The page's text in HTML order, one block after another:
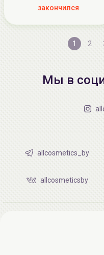
закончился
1 2
Мы в
allcosmetics_by
allcosmeticsby